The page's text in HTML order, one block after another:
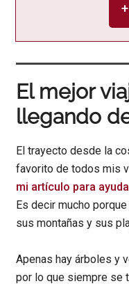
El mejor
llegando
El trayecto desde la
favorito de todos mis
mi artículo para
Es decir mucho
sus montañas y sus
Apenas hay árboles y
por lo que siempre se